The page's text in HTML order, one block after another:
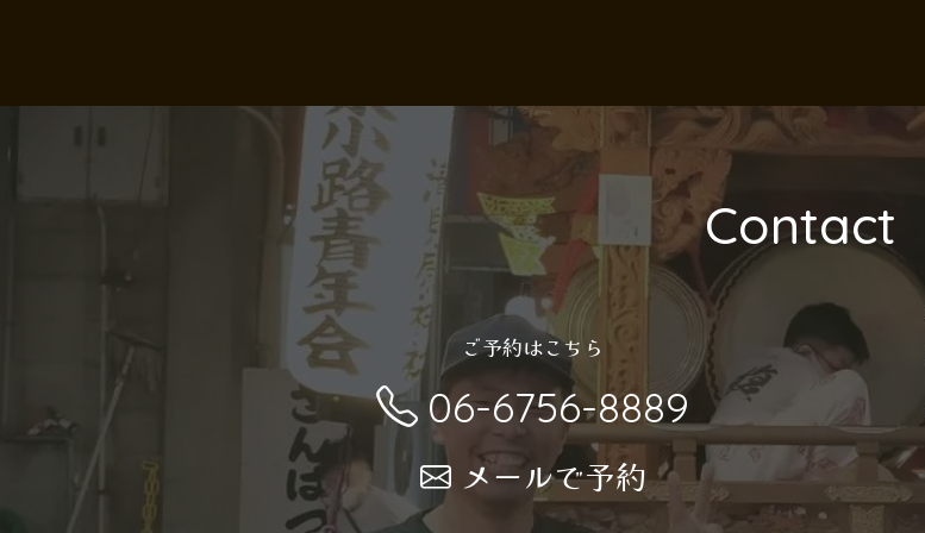
Contact
ご予約はこちら
06-6756-8889
メールで予約